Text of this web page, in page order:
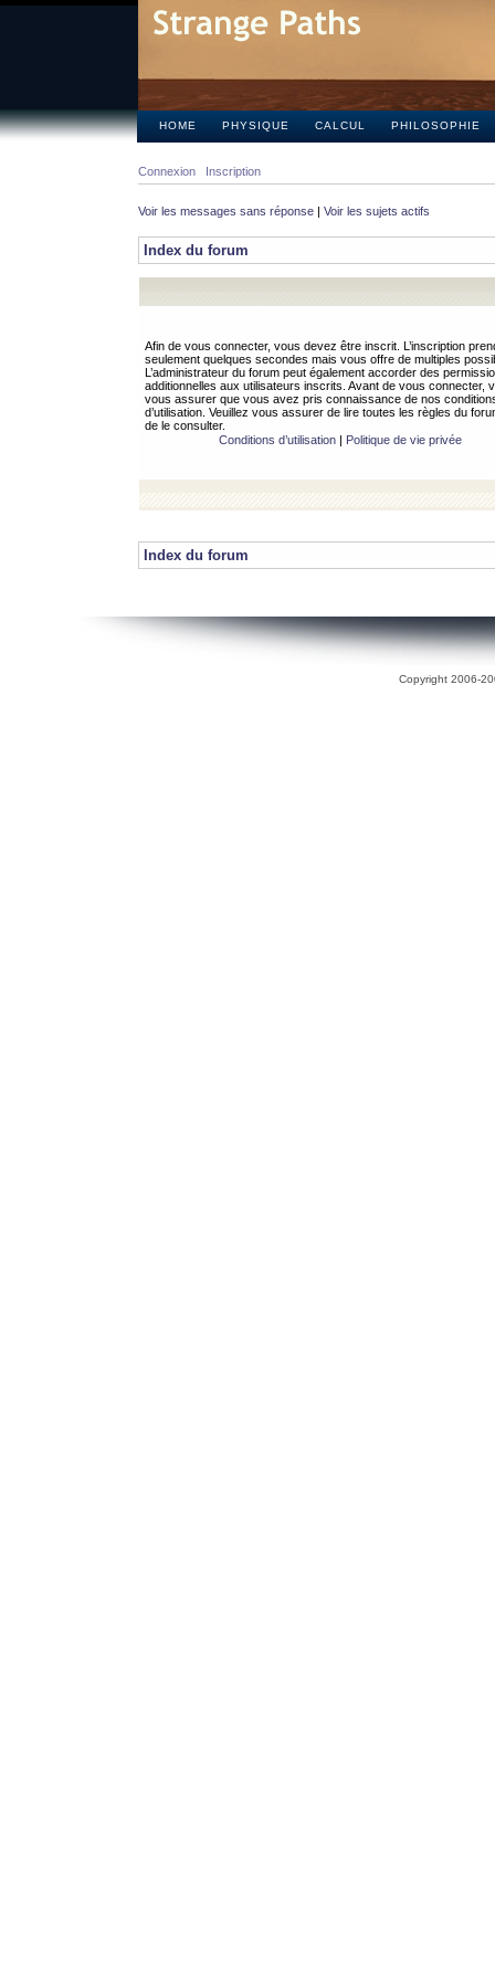
HOME PHYSIQUE CALCUL PHILOSOPHIE
Connexion Inscription
Voir les messages sans réponse | Voir les sujets actifs
Index du forum
Afin de vous connecter, vous devez être inscrit. L’inscription
seulement quelques secondes mais vous offre de multiples
L’administrateur du forum peut également accorder des
additionnelles aux utilisateurs inscrits. Avant de vous connecter,
vous assurer que vous avez pris connaissance de nos
d’utilisation. Veuillez vous assurer de lire toutes les règles du
de le consulter.
Conditions d’utilisation| Politique de vie privée
Index du forum
Copyright 2006-